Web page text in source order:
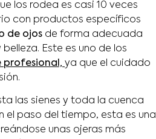
los rodea es casi 10 veces
con productos específicos
de ojos de forma adecuada
Este es uno de los
profesional, ya que el cuidado
las sienes y toda la cuenca
el paso del tiempo, esta es una
unas ojeras más